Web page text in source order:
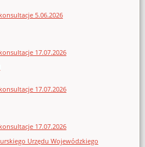
5.06.2026
17.07.2026
17.07.2026
17.07.2026
Urzędu Wojewódzkiego